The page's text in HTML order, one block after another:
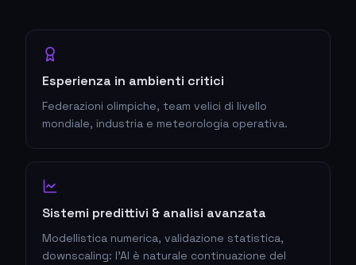
Esperienza in ambienti critici
Federazioni olimpiche, team velici di livello
mondiale, industria e meteorologia operativa.
Sistemi predittivi & analisi avanzata
Modellistica numerica, validazione statistica,
downscaling: l'AI è naturale continuazione del